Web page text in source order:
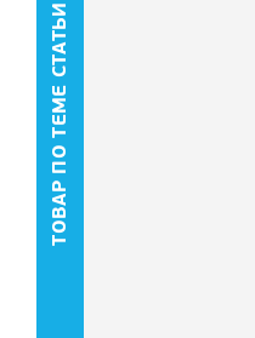
ТОВАР ПО ТЕМЕ СТАТЬИ